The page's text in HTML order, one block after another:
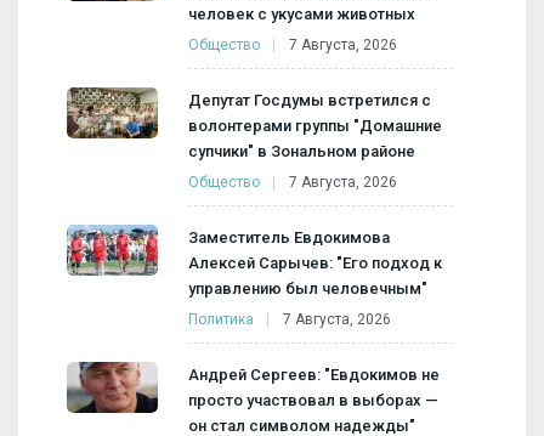
человек с укусами животных
Общество 7 Августа, 2026
Депутат Госдумы встретился с
волонтерами группы "Домашние
супчики" в Зональном районе
Общество 7 Августа, 2026
Заместитель Евдокимова
Алексей Сарычев: "Его подход к
управлению был человечным"
Политика 7 Августа, 2026
Андрей Сергеев: "Евдокимов не
просто участвовал в выборах —
он стал символом надежды"